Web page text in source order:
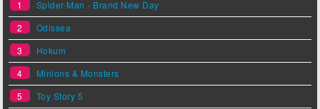
1
Spider-Man - Brand New Day
2
Odissea
3
Hokum
4
Minions & Monsters
5
Toy Story 5